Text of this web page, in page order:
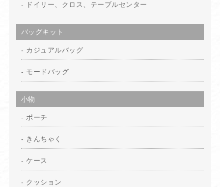
ドイリー、クロス、テーブルセンター
バッグキット
カジュアルバッグ
モードバッグ
小物
ポーチ
きんちゃく
ケース
クッション